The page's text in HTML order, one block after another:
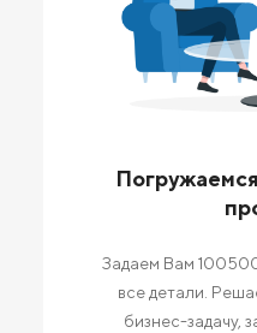
Задаем Вам
все детали.
бизнес-задачу,